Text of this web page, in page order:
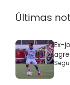
Últimas
Ex-